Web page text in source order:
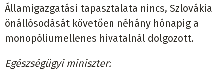
Államigazgatási tapasztalata nincs, Szlovákia
önállósodását követően néhány hónapig a
monopóliumellenes hivatalnál dolgozott.
Egészségügyi miniszter: